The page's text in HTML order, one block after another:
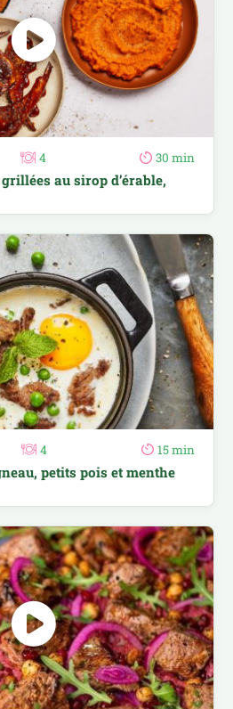
4 30 min
au sirop d’érable,
4 15 min
petits pois et menthe